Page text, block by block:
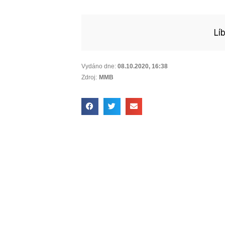
Vydáno dne: 08.10.2020, 16:38
Zdroj: MMB